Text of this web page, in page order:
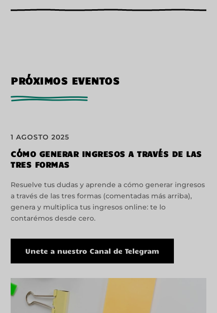
PRÓXIMOS EVENTOS
1 AGOSTO 2025
CÓMO GENERAR INGRESOS A TRAVÉS DE LAS
TRES FORMAS
Resuelve tus dudas y aprende a cómo generar ingresos
a través de las tres formas (comentadas más arriba),
genera y multiplica tus ingresos online: te lo
contarémos desde cero.
Unete a nuestro Canal de Telegram